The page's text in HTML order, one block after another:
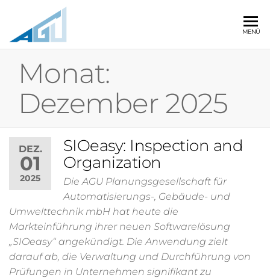
für
Automatisierungs-,
Gebäude- und
Umwelttechnik mbH
Planungsgesellschaft
Automatisierungs-,
Gebäude- und
Umwelttechnik mbH
MENÜ
Monat:
Dezember 2025
DEZ.
01
2025
SIOeasy: Inspection and
Organization
Die AGU Planungsgesellschaft für
Automatisierungs-, Gebäude- und
Umwelttechnik mbH hat heute die
Markteinführung ihrer neuen Softwarelösung
„SIOeasy“ angekündigt. Die Anwendung zielt
darauf ab, die Verwaltung und Durchführung von
Prüfungen in Unternehmen signifikant zu